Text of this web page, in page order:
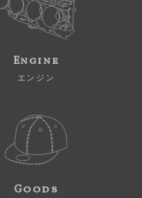
Engine
エンジン
Goods